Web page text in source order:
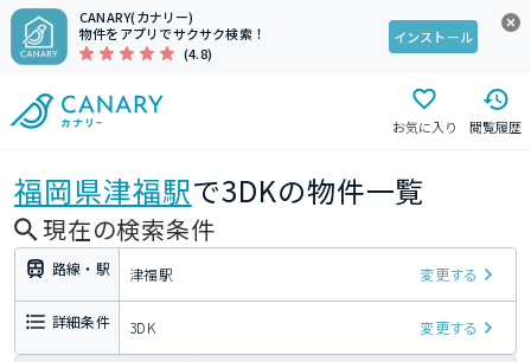
CANARY(カナリー)
物件をアプリでサクサク検索！
(4.8)
インストール
お気に入り 閲覧履歴
福岡県津福駅で3DKの物件一覧
現在の検索条件
路線・駅 津福駅 変更する
詳細条件 3DK 変更する